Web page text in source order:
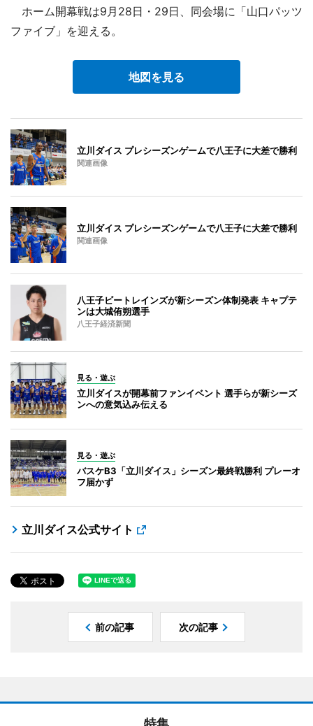
ホーム開幕戦は9月28日・29日、同会場に「山口パッツ
ファイブ」を迎える。
地図を見る
立川ダイス プレシーズンゲームで八王子に大差で勝利
関連画像
立川ダイス プレシーズンゲームで八王子に大差で勝利
関連画像
八王子ビートレインズが新シーズン体制発表 キャプテ
ンは大城侑朔選手
八王子経済新聞
見る・遊ぶ
立川ダイスが開幕前ファンイベント 選手らが新シーズ
ンへの意気込み伝える
見る・遊ぶ
バスケB3「立川ダイス」シーズン最終戦勝利 プレーオ
フ届かず
立川ダイス公式サイト
前の記事 次の記事